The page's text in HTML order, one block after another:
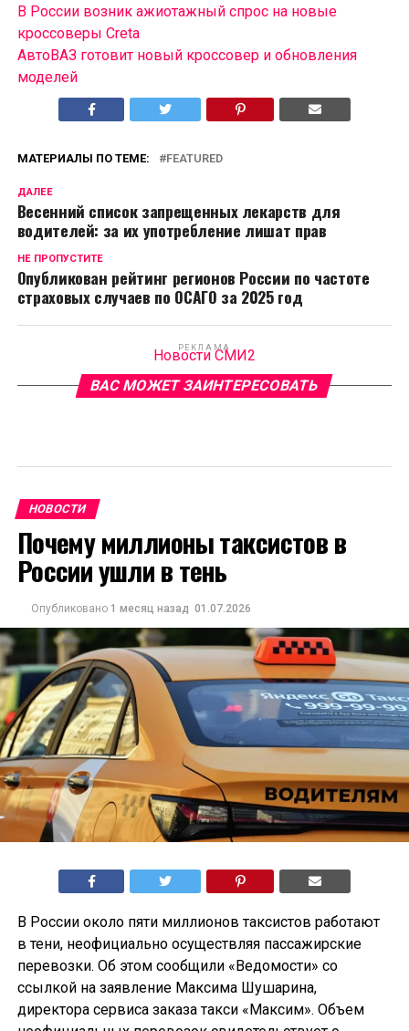
В России возник ажиотажный спрос на новые
кроссоверы Creta
АвтоВАЗ готовит новый кроссовер и обновления
моделей
МАТЕРИАЛЫ ПО ТЕМЕ: FEATURED
ДАЛЕЕ
Весенний список запрещенных лекарств для
водителей: за их употребление лишат прав
НЕ ПРОПУСТИТЕ
Опубликован рейтинг регионов России по частоте
страховых случаев по ОСАГО за 2025 год
РЕКЛАМА
Новости СМИ2
ВАС МОЖЕТ ЗАИНТЕРЕСОВАТЬ
НОВОСТИ
Почему миллионы таксистов в
России ушли в тень
Опубликовано 1 месяц назад 01.07.2026
В России около пяти миллионов таксистов работают
в тени, неофициально осуществляя пассажирские
перевозки. Об этом сообщили «Ведомости» со
ссылкой на заявление Максима Шушарина,
директора сервиса заказа такси «Максим». Объем